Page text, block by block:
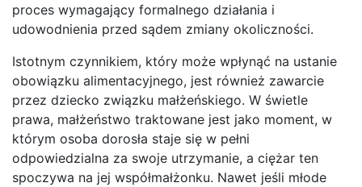
proces wymagający formalnego działania i
udowodnienia przed sądem zmiany okoliczności.
Istotnym czynnikiem, który może wpłynąć na ustanie
obowiązku alimentacyjnego, jest również zawarcie
przez dziecko związku małżeńskiego. W świetle
prawa, małżeństwo traktowane jest jako moment, w
którym osoba dorosła staje się w pełni
odpowiedzialna za swoje utrzymanie, a ciężar ten
spoczywa na jej współmałżonku. Nawet jeśli młode